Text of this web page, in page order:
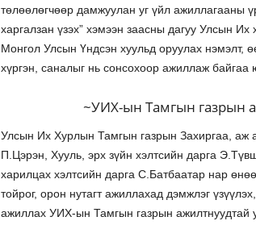
төлөөлөгчөөр дамжуулан уг үйл ажиллагааны
харгалзан үзэх” хэмээн заасны дагуу Улсын
Монгол Улсын Үндсэн хуульд оруулах нэмэлт,
хүргэн, саналыг нь сонсохоор ажиллаж байгаа
~УИХ-ын Тамгын газрын
Улсын Их Хурлын Тамгын газрын Захиргаа, аж
П.Цэрэн, Хууль, эрх зүйн хэлтсийн дарга
харилцах хэлтсийн дарга С.Батбаатар нар
тойрог, орон нутагт ажиллахад дэмжлэг
ажиллах УИХ-ын Тамгын газрын ажилтнуудтай